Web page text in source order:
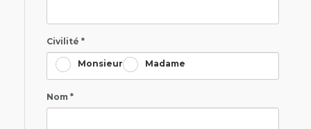
Civilité *
Monsieur Madame
Nom *